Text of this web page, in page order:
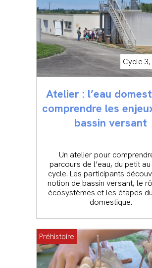
Cycle
Atelier : l’eau
comprendre les
bassin versant
Un atelier pour
parcours de l’eau, du petit
cycle. Les participants
notion de bassin versant, le
écosystèmes et les étapes
domestique.
Préhistoire